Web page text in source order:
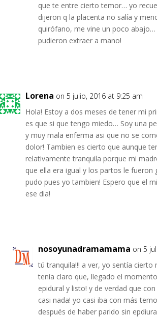
que te entre cierto temor… yo
dijeron q la placenta no salía y
quirófano, me vine un poco
pudieron extraer a mano!
Lorena on 5 julio, 2016 at 9:25 am
Hola! Estoy a dos meses de tener mi
es que si que tengo miedo… Soy una
y muy mala enferma asi que no se
dolor! Tambien es cierto que aunque
relativamente tranquila porque mi
que ella era igual y los partos le fueron
pudo pues yo tambien! Espero que el
ese dia!
nosoyunadramamama on 5
tú tranquila!!! a ver, yo sentía cierto
tenía claro que, llegado el
epidural y listo! y de verdad que
casi nada! yo casi iba con más
después de haber parido sin